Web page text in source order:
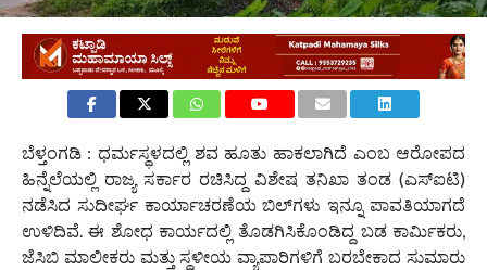
ಬೆಳ್ತಂಗಡಿ : ಧರ್ಮಸ್ಥಳದಲ್ಲಿ ಶವ ಹೂತು ಹಾಕಲಾಗಿದೆ ಎಂಬ ಆರೋಪದ
ಹಿನ್ನೆಲೆಯಲ್ಲಿ ರಾಜ್ಯ ಸರ್ಕಾರ ರಚಿಸಿದ್ದ ವಿಶೇಷ ತನಿಖಾ ತಂಡ (ಎಸ್‌ಐಟಿ)
ನಡೆಸಿದ ಸುದೀರ್ಘ ಕಾರ್ಯಾಚರಣೆಯ ಬಿಲ್‌ಗಳು ಇನ್ನೂ ಪಾವತಿಯಾಗದೆ
ಉಳಿದಿವೆ. ಈ ಶೋಧ ಕಾರ್ಯದಲ್ಲಿ ತೊಡಗಿಸಿಕೊಂಡಿದ್ದ ಬಡ ಕಾರ್ಮಿಕರು,
ಜೆಸಿಬಿ ಮಾಲೀಕರು ಮತ್ತು ಸ್ಥಳೀಯ ವ್ಯಾಪಾರಿಗಳಿಗೆ ಬರಬೇಕಾದ ಸುಮಾರು